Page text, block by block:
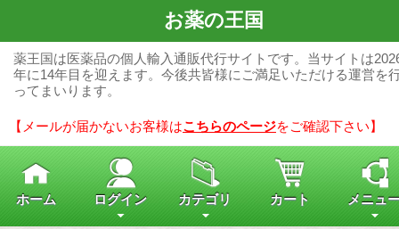
お薬の王国
薬王国は医薬品の個人輸入通販代行サイトです。当サイトは
年に14年目を迎えます。今後共皆様にご満足いただける運営を
ってまいります。
【メールが届かないお客様はこちらのページをご確認下さい】
ホーム ログイン カテゴリ カート メニュ